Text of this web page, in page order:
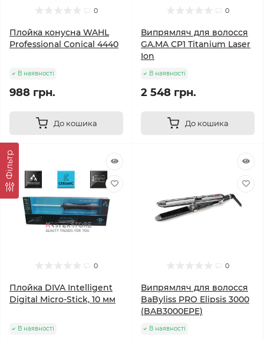
Фільтр
0
Плойка конусна WAHL
Professional Conical 4440
В наявності
988 грн.
До кошика
0
Випрямляч для волосся
GA.MA CP1 Titanium Laser
Ion
В наявності
2 548 грн.
До кошика
0
Плойка DIVA Intelligent
Digital Micro-Stick, 10 мм
В наявності
0
Випрямляч для волосся
BaByliss PRO Elipsis 3000
(BAB3000EPE)
В наявності